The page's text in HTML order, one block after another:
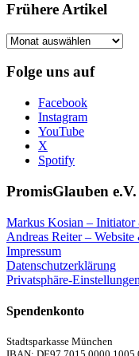
Frühere Artikel
Frühere
Folge uns auf
Facebook
Instagram
YouTube
X
Spotify
PromisGlauben e.V.
Markus Kosian – Initiator
Andreas Reiter –
Impressum
Datenschutzerklärung
Privatsphäre-
Spendenkonto
Stadtsparkasse München